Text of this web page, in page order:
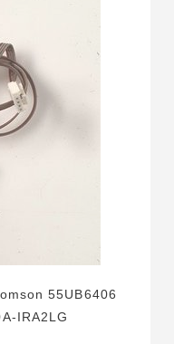
55UB6406
IRA2LG